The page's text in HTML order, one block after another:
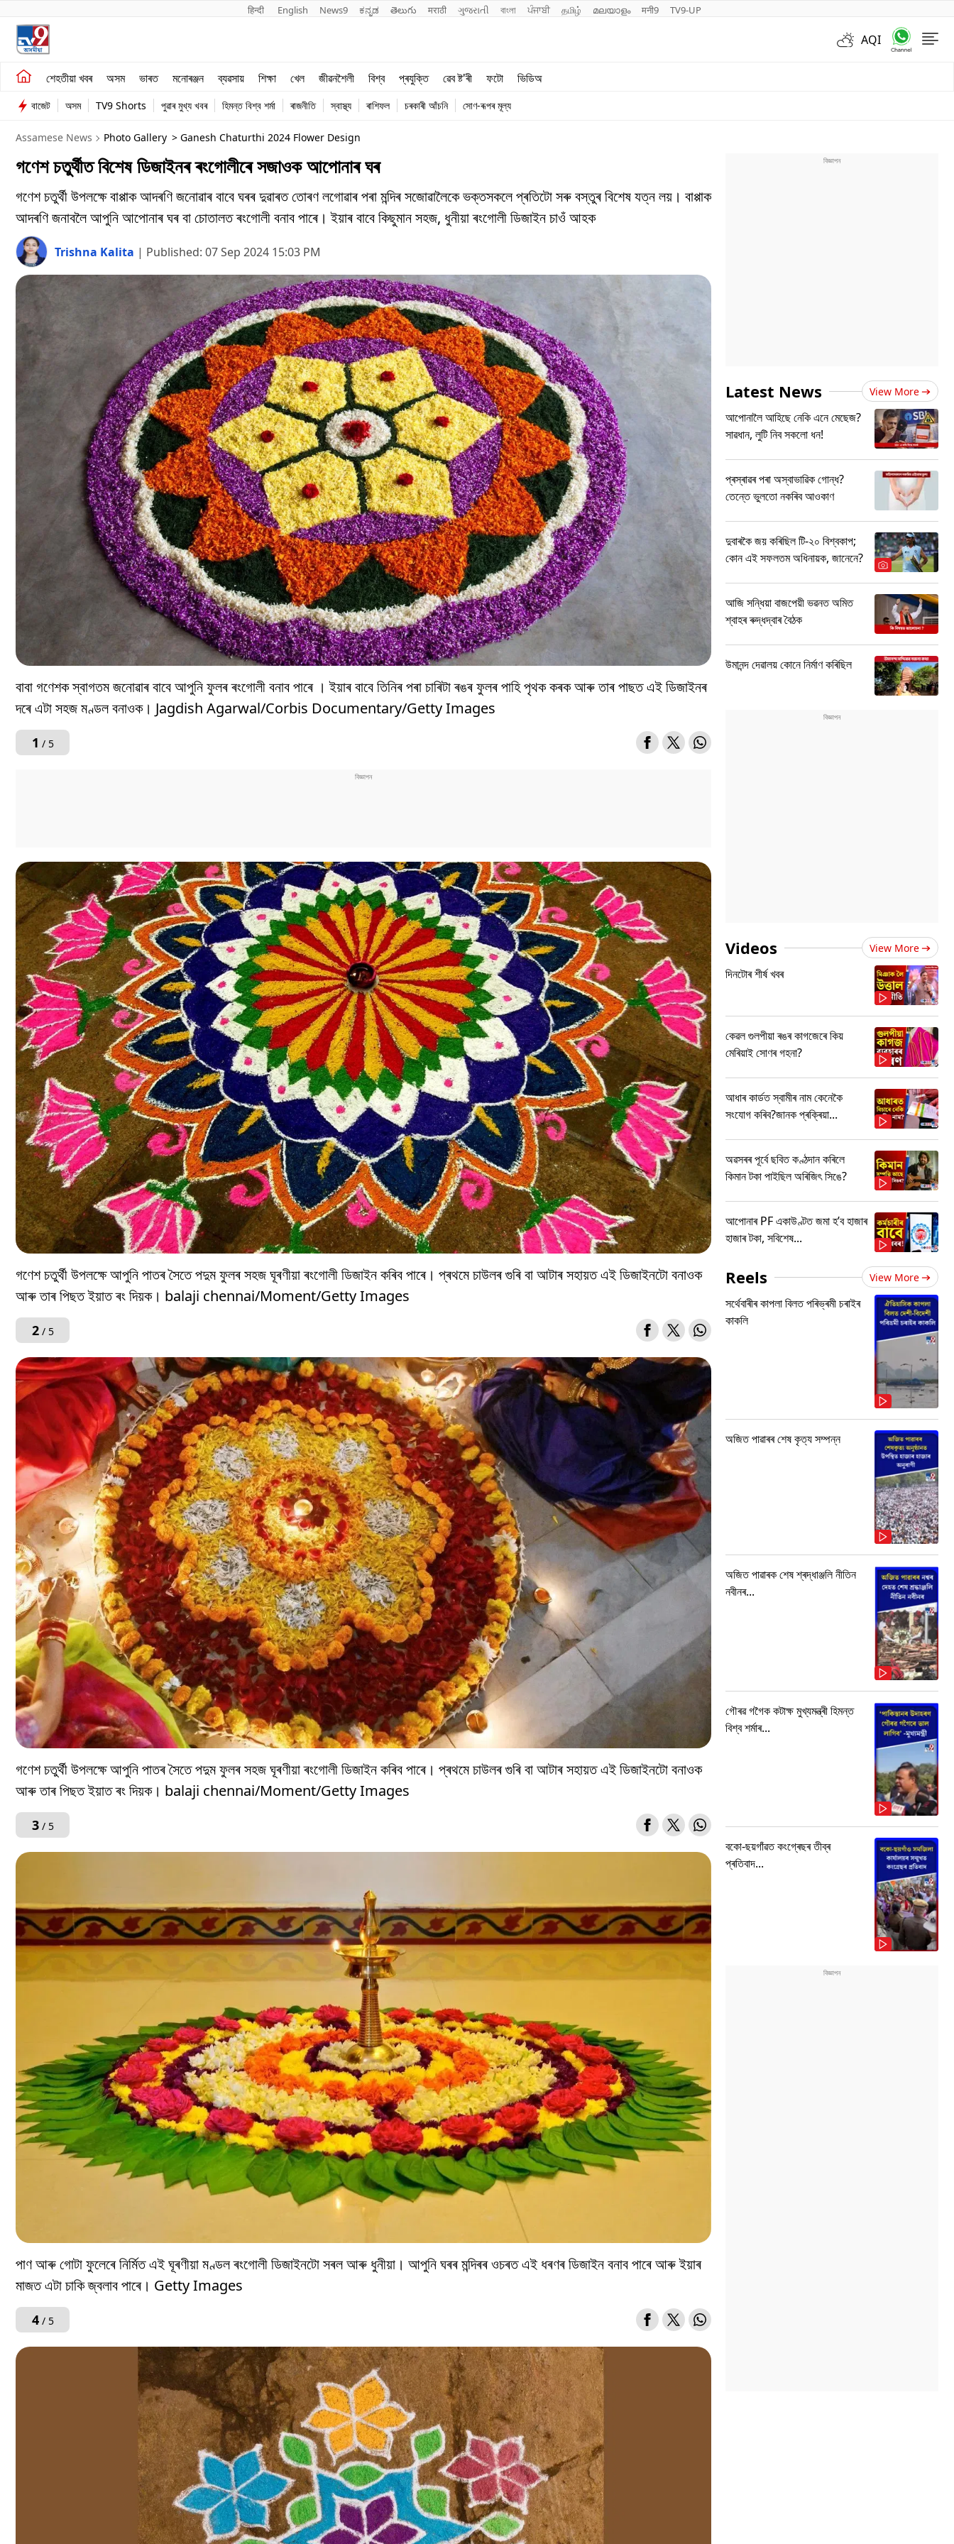
हिन्दी English News9 ಕನ್ನಡ తెలుగు मराठी ગુજરાતી বাংলা ਪੰਜਾਬੀ தமிழ் മലയാളം मनी9 TV9-UP
AQI
শেহতীয়া খবৰ অসম ভাৰত মনোৰঞ্জন ব্যৱসায় শিক্ষা খেল জীৱনশৈলী বিশ্ব প্ৰযুক্তি ৱেব ষ্ট'ৰী ফটো ভিডিঅ
শেহতীয়া খবৰ
অসম
ভাৰত
ব্যৱসায়
খেল
বাজেট অসম TV9 Shorts পুৱাৰ মুখ্য খবৰ হিমন্ত বিশ্ব শৰ্মা ৰাজনীতি স্বাস্থ্য ৰাশিফল চৰকাৰী আঁচনি সোণ-ৰূপৰ মূল্য
Assamese News Photo Gallery > Ganesh Chaturthi 2024 Flower Design
গণেশ চতুৰ্থীত বিশেষ ডিজাইনৰ ৰংগোলীৰে সজাওক আপোনাৰ ঘৰ
গণেশ চতুৰ্থী উপলক্ষে বাপ্পাক আদৰণি জনোৱাৰ বাবে ঘৰৰ দুৱাৰত তোৰণ লগোৱাৰ পৰা মন্দিৰ সজোৱালৈকে ভক্তসকলে প্ৰতিটো সৰু বস্তুৰ বিশেষ যত্ন লয়। বাপ্পাক
আদৰণি জনাবলৈ আপুনি আপোনাৰ ঘৰ বা চোতালত ৰংগোলী বনাব পাৰে। ইয়াৰ বাবে কিছুমান সহজ, ধুনীয়া ৰংগোলী ডিজাইন চাওঁ আহক
Trishna Kalita | Published: 07 Sep 2024 15:03 PM
বাবা গণেশক স্বাগতম জনোৱাৰ বাবে আপুনি ফুলৰ ৰংগোলী বনাব পাৰে । ইয়াৰ বাবে তিনিৰ পৰা চাৰিটা ৰঙৰ ফুলৰ পাহি পৃথক কৰক আৰু তাৰ পাছত এই ডিজাইনৰ
দৰে এটা সহজ মণ্ডল বনাওক। Jagdish Agarwal/Corbis Documentary/Getty Images
1 / 5
গণেশ চতুৰ্থী উপলক্ষে আপুনি পাতৰ সৈতে পদুম ফুলৰ সহজ ঘূৰণীয়া ৰংগোলী ডিজাইন কৰিব পাৰে। প্ৰথমে চাউলৰ গুৰি বা আটাৰ সহায়ত এই ডিজাইনটো বনাওক
আৰু তাৰ পিছত ইয়াত ৰং দিয়ক। balaji chennai/Moment/Getty Images
2/ 5
গণেশ চতুৰ্থী উপলক্ষে আপুনি পাতৰ সৈতে পদুম ফুলৰ সহজ ঘূৰণীয়া ৰংগোলী ডিজাইন কৰিব পাৰে। প্ৰথমে চাউলৰ গুৰি বা আটাৰ সহায়ত এই ডিজাইনটো বনাওক
আৰু তাৰ পিছত ইয়াত ৰং দিয়ক। balaji chennai/Moment/Getty Images
3/ 5
পাণ আৰু গোটা ফুলেৰে নিৰ্মিত এই ঘূৰণীয়া মণ্ডল ৰংগোলী ডিজাইনটো সৰল আৰু ধুনীয়া। আপুনি ঘৰৰ মন্দিৰৰ ওচৰত এই ধৰণৰ ডিজাইন বনাব পাৰে আৰু ইয়াৰ
মাজত এটা চাকি জ্বলাব পাৰে। Getty Images
4/ 5
Latest News View More
আপোনালৈ আহিছে নেকি এনে মেছেজ?
সাৱধান, লুটি নিব সকলো ধন!
প্ৰস্ৰাৱৰ পৰা অস্বাভাৱিক গোন্ধ?
তেন্তে ভুলতো নকৰিব আওকাণ
দুবাৰকৈ জয় কৰিছিল টি-২০ বিশ্বকাপ;
কোন এই সফলতম অধিনায়ক, জানেনে?
আজি সন্ধিয়া বাজপেয়ী ভৱনত অমিত
শ্বাহৰ ৰুদ্ধদ্বাৰ বৈঠক
উমানন্দ দেৱালয় কোনে নিৰ্মাণ কৰিছিল
Videos View More
দিনটোৰ শীৰ্ষ খবৰ
কেৱল গুলপীয়া ৰঙৰ কাগজেৰে কিয়
মেৰিয়াই সোণৰ গহনা?
আধাৰ কাৰ্ডত স্বামীৰ নাম কেনেকৈ
সংযোগ কৰিব?জানক প্ৰক্ৰিয়া...
অৱসৰৰ পূৰ্বে ছবিত কণ্ঠদান কৰিলে
কিমান টকা পাইছিল অৰিজিৎ সিঙে?
আপোনাৰ PF একাউণ্টত জমা হ’ব হাজাৰ
হাজাৰ টকা, সবিশেষ...
Reels View More
সৰ্থেবাৰীৰ কাপলা বিলত পৰিভ্ৰমী চৰাইৰ
কাকলি
অজিত পাৱাৰৰ শেষ কৃত্য সম্পন্ন
অজিত পাৱাৰক শেষ শ্ৰদ্ধাঞ্জলি নীতিন
নবীনৰ...
গৌৰৱ গগৈক কটাক্ষ মুখ্যমন্ত্ৰী হিমন্ত
বিশ্ব শৰ্মাৰ...
বকো-ছয়গাঁৱত কংগ্ৰেছৰ তীব্ৰ
প্ৰতিবাদ...